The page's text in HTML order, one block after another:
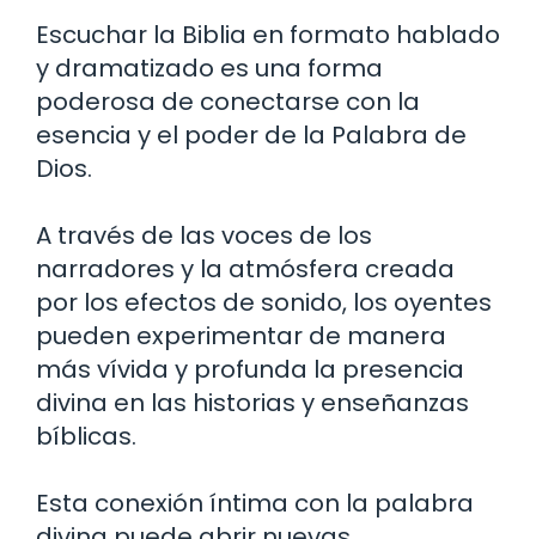
Escuchar la Biblia en formato hablado
y dramatizado es una forma
poderosa de conectarse con la
esencia y el poder de la Palabra de
Dios.
A través de las voces de los
narradores y la atmósfera creada
por los efectos de sonido, los oyentes
pueden experimentar de manera
más vívida y profunda la presencia
divina en las historias y enseñanzas
bíblicas.
Esta conexión íntima con la palabra